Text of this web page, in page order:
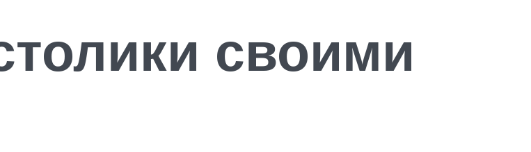
своими